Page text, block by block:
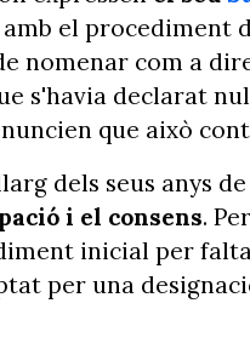
el procediment
nomenar com a
s'havia declarat nul
que això
dels seus anys
i el consens.
inicial per
per una